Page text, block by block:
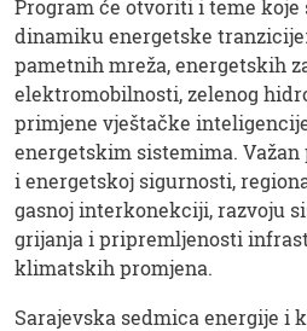
Program će otvoriti i teme koje
dinamiku energetske
pametnih mreža, energetskih
elektromobilnosti, zelenog
primjene vještačke
energetskim sistemima.
i energetskoj sigurnosti,
gasnoj interkonekciji, razvoju
grijanja i pripremljenosti
klimatskih promjena.
Sarajevska sedmica energije i